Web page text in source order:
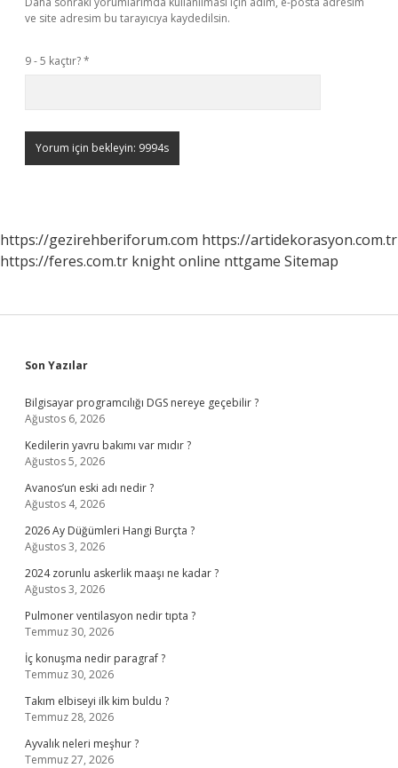
ve site adresim bu tarayıcıya kaydedilsin.
9 - 5 kaçtır?*
https://gezirehberiforum.com https://artidekorasyon.com.tr
https://feres.com.tr knight online nttgame Sitemap
Sidebar
Son Yazılar
Bilgisayar programcılığı DGS nereye geçebilir ?
Ağustos 6, 2026
Kedilerin yavru bakımı var mıdır ?
Ağustos 5, 2026
Avanos’un eski adı nedir ?
Ağustos 4, 2026
2026 Ay Düğümleri Hangi Burçta ?
Ağustos 3, 2026
2024 zorunlu askerlik maaşı ne kadar ?
Ağustos 3, 2026
Pulmoner ventilasyon nedir tıpta ?
Temmuz 30, 2026
İç konuşma nedir paragraf ?
Temmuz 30, 2026
Takım elbiseyi ilk kim buldu ?
Temmuz 28, 2026
Ayvalık neleri meşhur ?
Temmuz 27, 2026